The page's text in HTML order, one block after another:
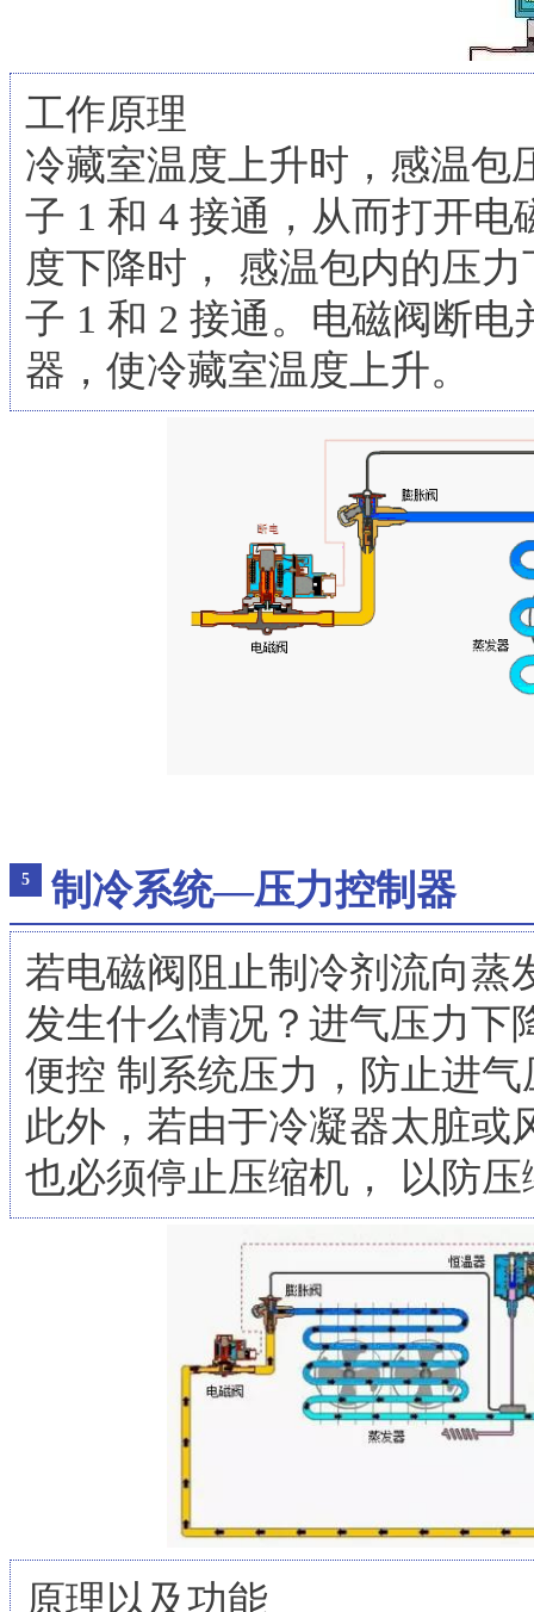
工作原理
冷藏室温度上升时，感温包
子 1 和 4 接通，从而打开
度下降时， 感温包内的压
子 1 和 2 接通。电磁阀断
器，使冷藏室温度上升。
5
制冷系统—压力控制器
若电磁阀阻止制冷剂流向蒸
发生什么情况？进气压力下
便控 制系统压力，防止进
此外，若由于冷凝器太脏或
也必须停止压缩机， 以防
原理以及功能